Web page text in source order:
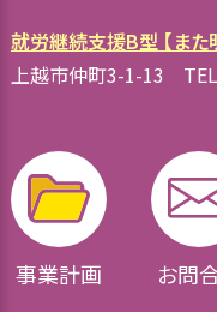
就労継続支援B型 【また
上越市仲町3-1-13
事業計画 お問